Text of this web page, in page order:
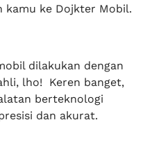
kamu ke Dojkter Mobil.
dilakukan dengan
lho! Keren banget,
berteknologi
dan akurat.